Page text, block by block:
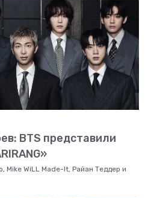
BTS представили
Mike WiLL Made-It, Райан Теддер и